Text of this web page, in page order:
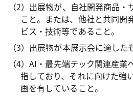
（2）出展物が、自社開発商品
こと。または、他社と共同開
ビス・技術等であること。
（3）出展物が本展示会に適した
（4）AI・最先端テック関連産
指しており、それに向けた強
画を有していること。